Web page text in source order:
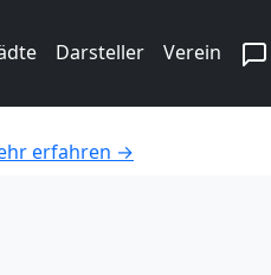
Darsteller Verein
erfahren →